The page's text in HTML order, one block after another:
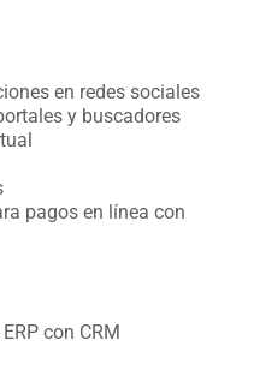
en redes sociales
y buscadores
pagos en línea con
con CRM